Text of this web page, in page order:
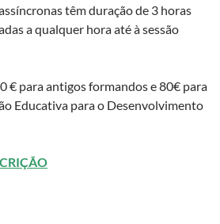
têm duração de 3 horas
a qualquer hora até à sessão
€ para antigos formandos e 80€ para
Educativa para o Desenvolvimento